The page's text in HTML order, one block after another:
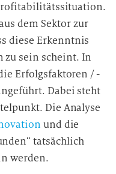
dem Sektor zur
diese Erkenntnis
zu sein scheint. In
Erfolgsfaktoren / -
Dabei steht
Die Analyse
und die
tatsächlich
werden.